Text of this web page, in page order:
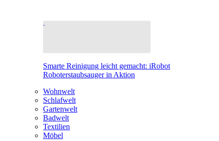
Smarte Reinigung leicht gemacht: iRobot
Roboterstaubsauger in Aktion
Wohnwelt
Schlafwelt
Gartenwelt
Badwelt
Textilien
Möbel